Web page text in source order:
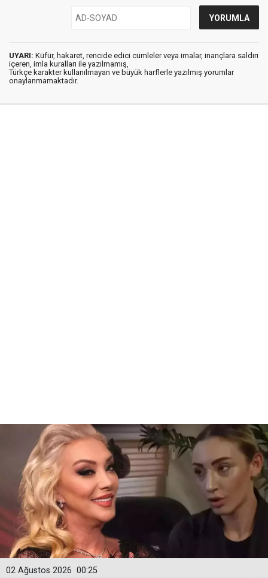
UYARI: Küfür, hakaret, rencide edici cümleler veya imalar, inançlara saldırı
içeren, imla kuralları ile yazılmamış,
Türkçe karakter kullanılmayan ve büyük harflerle yazılmış yorumlar
onaylanmamaktadır.
00:25
02 Ağustos 2026